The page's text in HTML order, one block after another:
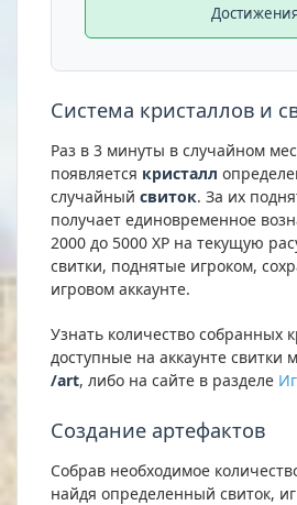
Система кристаллов и
Раз в 3 минуты в случайном
появляется кристалл
случайный свиток. За их
получает единовременное
2000 до 5000 XP на текущую
свитки, поднятые игроком,
игровом аккаунте.
Узнать количество собранных
доступные на аккаунте свитки
/art, либо на сайте в разделе
Создание артефактов
Собрав необходимое
найдя определенный свиток,